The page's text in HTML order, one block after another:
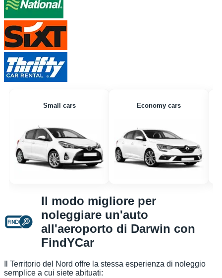
Small cars Economy cars
Il modo migliore per
noleggiare un'auto
all'aeroporto di Darwin con
FindYCar
Il Territorio del Nord offre la stessa esperienza di noleggio
semplice a cui siete abituati: